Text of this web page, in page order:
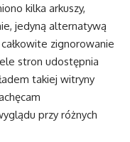
kilka arkuszy,
jedyną alternatywą
zignorowanie
stron udostępnia
takiej witryny
przy różnych